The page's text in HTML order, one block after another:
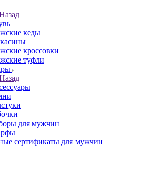
кеды
кроссовки
туфли
для мужчин
сертификаты для мужчин